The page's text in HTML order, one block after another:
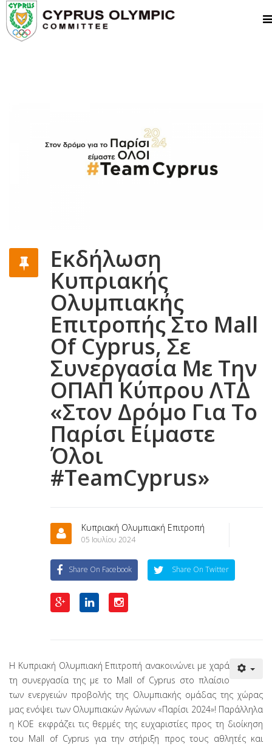
Εκδήλωση
Κυπριακής
Ολυμπιακής
Επιτροπής Στο Mall
Of Cyprus, Σε
Συνεργασία Με Την
ΟΠΑΠ Κύπρου ΛΤΔ
«Στον Δρόμο Για Το
Παρίσι Είμαστε
Όλοι
#TeamCyprus»
Κυπριακή Ολυμπιακή Επιτροπή
05 Ιουλίου 2024
Share On Facebook Share On Twitter
Η Κυπριακή Ολυμπιακή Επιτροπή ανακοινώνει με χαρά
τη συνεργασία της με το Mall of Cyprus στο πλαίσιο
των ενεργειών προβολής της Ολυμπιακής ομάδας της χώρας
μας ενόψει των Ολυμπιακών Αγώνων «Παρίσι 2024»! Παράλληλα
η ΚΟΕ εκφράζει τις θερμές της ευχαριστίες προς τη διοίκηση
του Mall of Cyprus για την στήριξη προς τους αθλητές και